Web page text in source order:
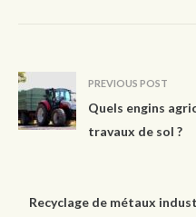
PREVIOUS POST
Quels engins
travaux de sol ?
Recyclage de métaux